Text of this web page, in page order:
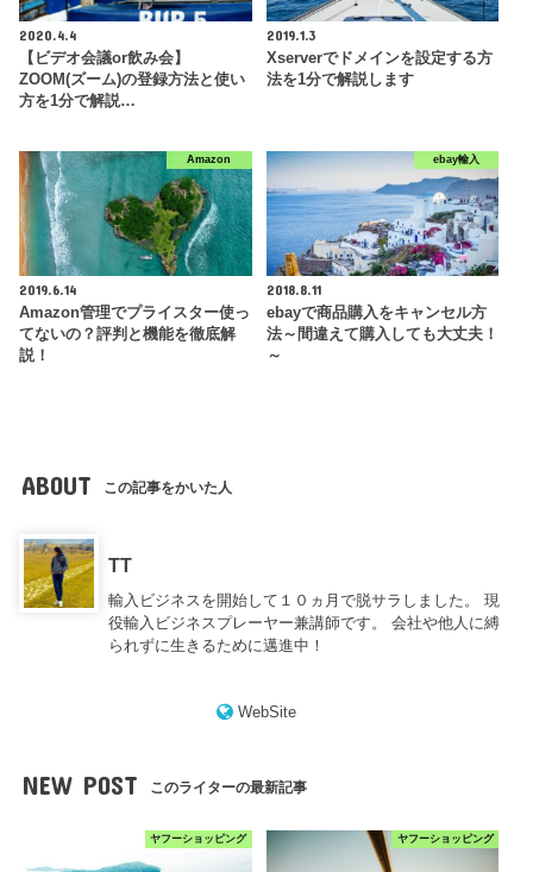
2020.4.4
【ビデオ会議or飲み会】
ZOOM(ズーム)の登録方法と使い
方を1分で解説…
2019.1.3
Xserverでドメインを設定する方
法を1分で解説します
Amazon
2019.6.14
Amazon管理でプライスター使っ
てないの？評判と機能を徹底解
説！
ebay輸入
2018.8.11
ebayで商品購入をキャンセル方
法～間違えて購入しても大丈夫！
～
ABOUT この記事をかいた人
TT
輸入ビジネスを開始して１０ヵ月で脱サラしました。 現
役輸入ビジネスプレーヤー兼講師です。 会社や他人に縛
られずに生きるために邁進中！
WebSite
NEW POST このライターの最新記事
ヤフーショッピング ヤフーショッピング